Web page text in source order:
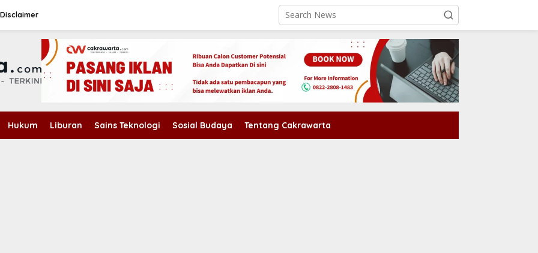
Disclaimer
Hukum Liburan Sains Teknologi Sosial Budaya Tentang Cakrawarta